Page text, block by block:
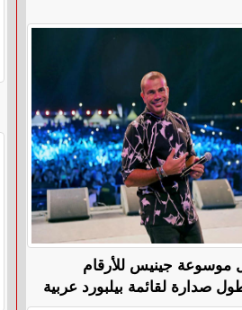
موسوعة جينيس للأرقام
صدارة لقائمة بيلبورد عربية